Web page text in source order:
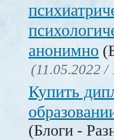
анонимно
(11.05.2022 /
Купить
(Блоги -